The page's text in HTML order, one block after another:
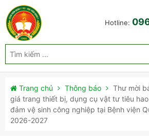
Hotline:
Trang chủ Thông báo
Thư mời
giá trang thiết bị, dụng cụ vật tư tiêu
đảm vệ sinh công nghiệp tại Bệnh viện
2026-2027